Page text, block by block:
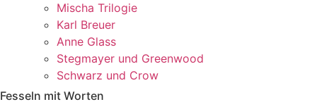
Mischa Trilogie
Karl Breuer
Anne Glass
Stegmayer und Greenwood
Schwarz und Crow
Fesseln mit Worten